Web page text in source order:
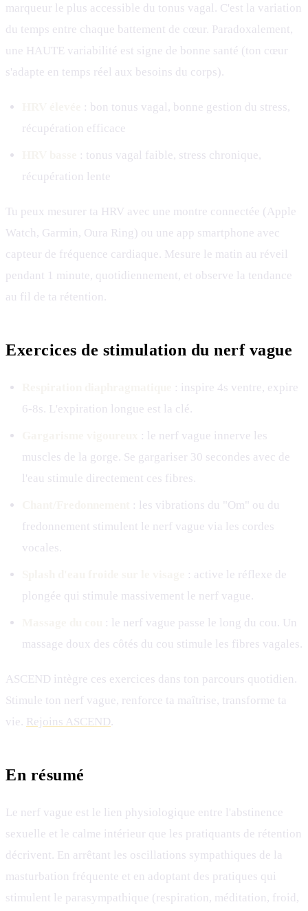
marqueur le plus accessible du tonus vagal. C'est la variation
du temps entre chaque battement de cœur. Paradoxalement,
une HAUTE variabilité est signe de bonne santé (ton cœur
s'adapte en temps réel aux besoins du corps).
: bon tonus vagal, bonne gestion du stress,
récupération efficace
: tonus vagal faible, stress chronique,
récupération lente
Tu peux mesurer ta HRV avec une montre connectée (Apple
Watch, Garmin, Oura Ring) ou une app smartphone avec
capteur de fréquence cardiaque. Mesure le matin au réveil
pendant 1 minute, quotidiennement, et observe la tendance
au fil de ta rétention.
Exercices de stimulation du nerf vague
: inspire 4s ventre, expire
6-8s. L'expiration longue est la clé.
: le nerf vague innerve les
muscles de la gorge. Se gargariser 30 secondes avec de
l'eau stimule directement ces fibres.
: les vibrations du "Om" ou du
fredonnement stimulent le nerf vague via les cordes
vocales.
: active le réflexe de
plongée qui stimule massivement le nerf vague.
: le nerf vague passe le long du cou. Un
massage doux des côtés du cou stimule les fibres vagales.
ASCEND intègre ces exercices dans ton parcours quotidien.
Stimule ton nerf vague, renforce ta maîtrise, transforme ta
vie. Rejoins ASCEND.
En résumé
Le nerf vague est le lien physiologique entre l'abstinence
sexuelle et le calme intérieur que les pratiquants de rétention
décrivent. En arrêtant les oscillations sympathiques de la
masturbation fréquente et en adoptant des pratiques qui
stimulent le parasympathique (respiration, méditation, froid,